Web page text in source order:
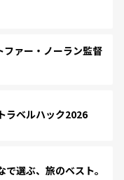
ァー・ノーラン監督
ベルハック2026
選ぶ、旅のベスト。